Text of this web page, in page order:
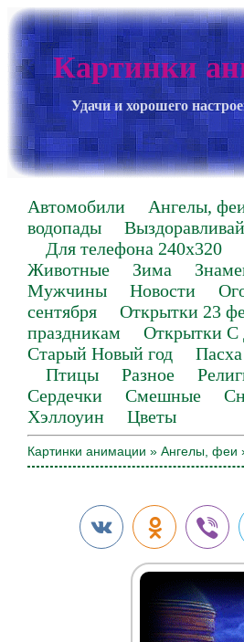
Картинки
Удачи и хорошего
Автомобили Ангелы,
водопады
Выздоравливай
Для телефона 240х320
Животные
Зима
Мужчины
Новости
сентября
Открытки 23
праздникам
Открытки С
Старый Новый год
Пасха
Птицы
Разное
Сердечки
Смешные
Хэллоуин
Цветы
Картинки анимации » Ангелы, феи